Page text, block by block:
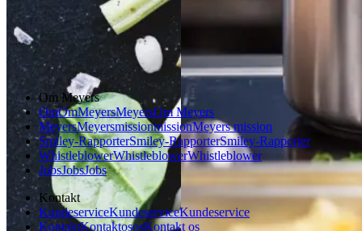
Fransk mad
Om Meyers
OmOmMeyersMeyersOm Meyers
MeyersMeyersmissionmissionMeyers mission
Smiley-RapporterSmiley-RapporterSmiley-Rapporter
WhistleblowerWhistleblowerWhistleblower
JobsJobsJobs
Kontakt
KundeserviceKundeserviceKundeservice
KontaktKontaktososKontakt os